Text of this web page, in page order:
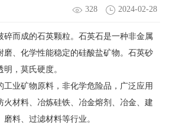
328 2024-02-28
而成的石英颗粒。石英石是一种非金属
磨、化学性能稳定的硅酸盐矿物。石英砂
，莫氏硬度。
业矿物原料，非化学危险品，广泛应用
火材料、冶炼硅铁、冶金熔剂、冶金、建
料、过滤材料等行业。